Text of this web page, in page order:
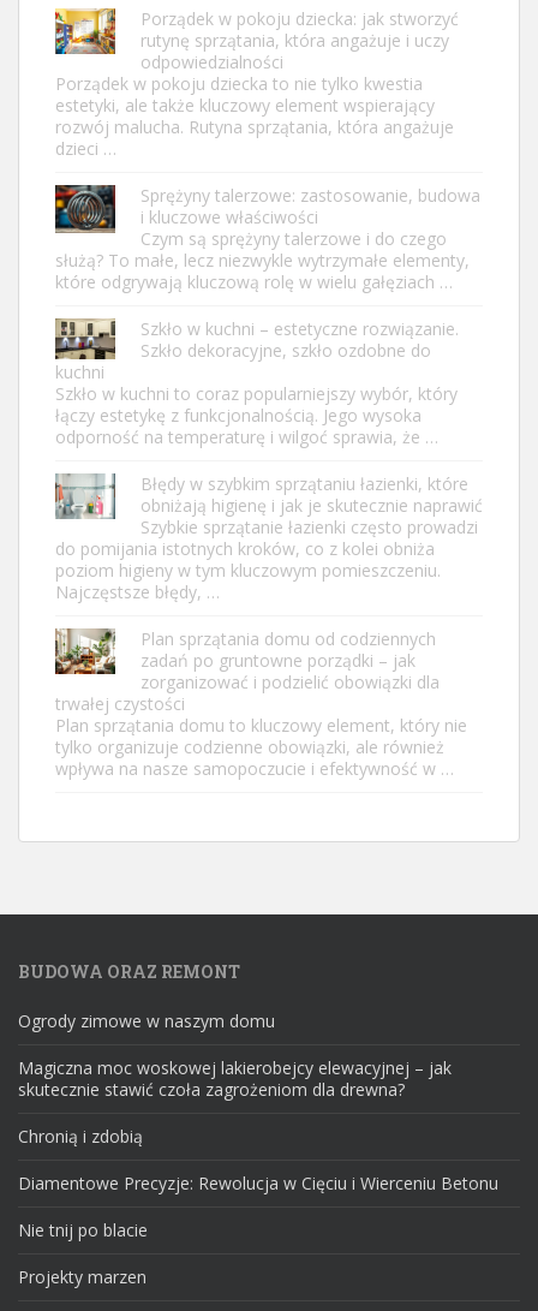
Porządek w pokoju dziecka: jak stworzyć
rutynę sprzątania, która angażuje i uczy
odpowiedzialności
Porządek w pokoju dziecka to nie tylko kwestia
estetyki, ale także kluczowy element wspierający
rozwój malucha. Rutyna sprzątania, która angażuje
dzieci …
Sprężyny talerzowe: zastosowanie, budowa
i kluczowe właściwości
Czym są sprężyny talerzowe i do czego
służą? To małe, lecz niezwykle wytrzymałe elementy,
które odgrywają kluczową rolę w wielu gałęziach …
Szkło w kuchni – estetyczne rozwiązanie.
Szkło dekoracyjne, szkło ozdobne do
kuchni
Szkło w kuchni to coraz popularniejszy wybór, który
łączy estetykę z funkcjonalnością. Jego wysoka
odporność na temperaturę i wilgoć sprawia, że …
Błędy w szybkim sprzątaniu łazienki, które
obniżają higienę i jak je skutecznie naprawić
Szybkie sprzątanie łazienki często prowadzi
do pomijania istotnych kroków, co z kolei obniża
poziom higieny w tym kluczowym pomieszczeniu.
Najczęstsze błędy, …
Plan sprzątania domu od codziennych
zadań po gruntowne porządki – jak
zorganizować i podzielić obowiązki dla
trwałej czystości
Plan sprzątania domu to kluczowy element, który nie
tylko organizuje codzienne obowiązki, ale również
wpływa na nasze samopoczucie i efektywność w …
BUDOWA ORAZ REMONT
Ogrody zimowe w naszym domu
Magiczna moc woskowej lakierobejcy elewacyjnej – jak
skutecznie stawić czoła zagrożeniom dla drewna?
Chronią i zdobią
Diamentowe Precyzje: Rewolucja w Cięciu i Wierceniu Betonu
Nie tnij po blacie
Projekty marzen